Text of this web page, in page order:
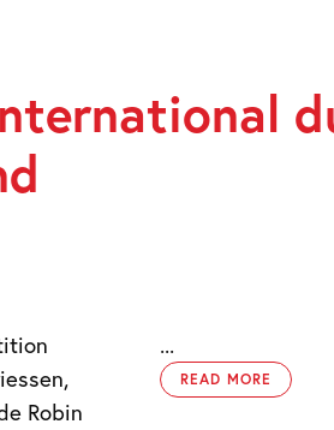
Robin
...
READ MORE